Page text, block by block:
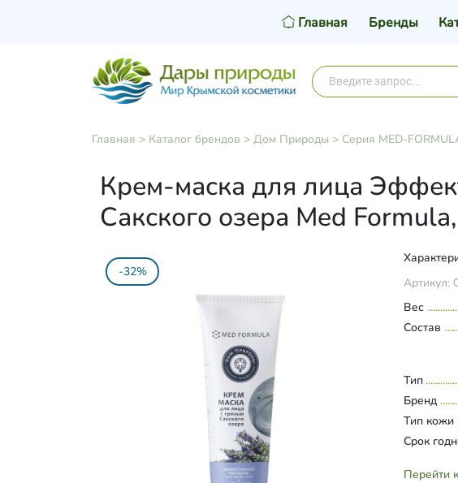
Главная Бренды
Главная > Каталог брендов > Дом Природы> Серия MED-
Крем-маска для лица
Сакского озера Med
-32%
Артикул:
Вес
Состав
Тип
Бренд
Тип кожи
Срок
Перейти